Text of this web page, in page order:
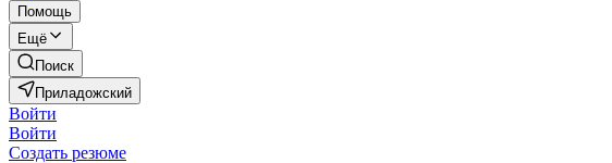
Помощь
Ещё
Поиск
Приладожский
Войти
Войти
Создать резюме